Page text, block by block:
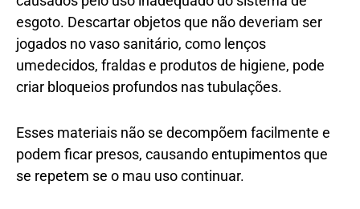
esgoto. Descartar objetos que não deveriam ser
jogados no vaso sanitário, como lenços
umedecidos, fraldas e produtos de higiene, pode
criar bloqueios profundos nas tubulações.
Esses materiais não se decompõem facilmente e
podem ficar presos, causando entupimentos que
se repetem se o mau uso continuar.